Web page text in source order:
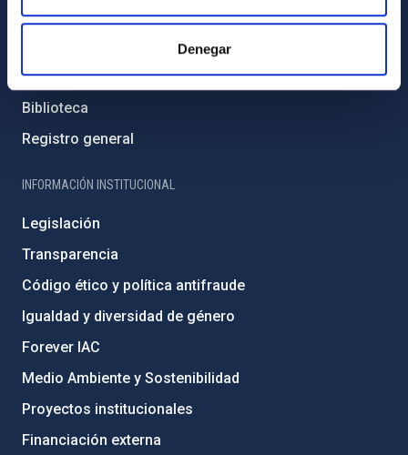
Denegar
Contacto
Directorio de personal
Biblioteca
Registro general
INFORMACIÓN INSTITUCIONAL
Legislación
Transparencia
Código ético y política antifraude
Igualdad y diversidad de género
Forever IAC
Medio Ambiente y Sostenibilidad
Proyectos institucionales
Financiación externa